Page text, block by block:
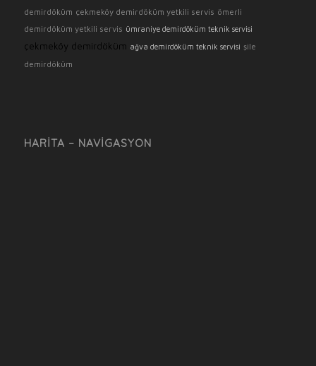
demirdöküm çekmeköy demirdöküm yetkili servis ömerli
demirdöküm yetkili servis ümraniye demirdöküm teknik servisi
çekmeköy demirdöküm ağva demirdöküm teknik servisi şile
demirdöküm
HARITA – NAVIGASYON